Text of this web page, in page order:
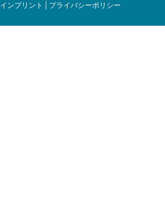
インプリント プライバシーポリシー